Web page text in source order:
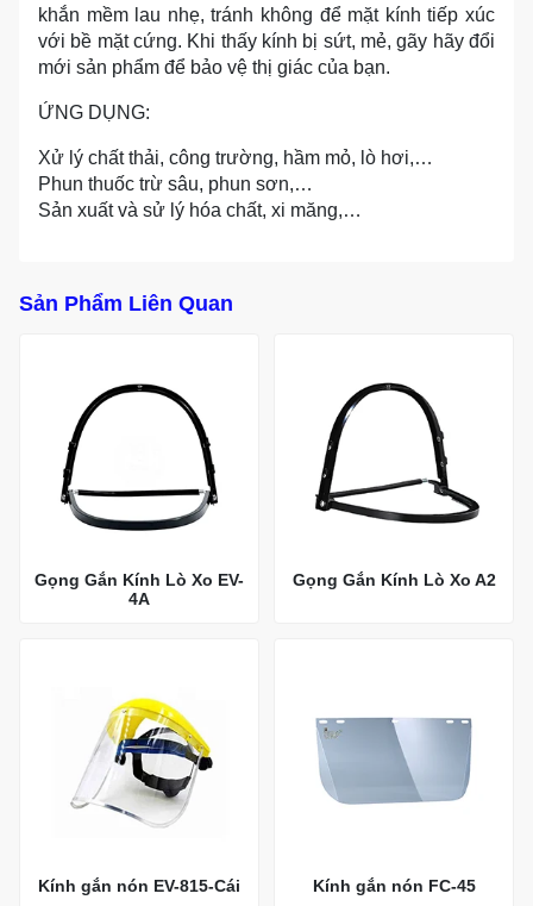
khắn mềm lau nhẹ, tránh không để mặt kính tiếp xúc
với bề mặt cứng. Khi thấy kính bị sứt, mẻ, gãy hãy đổi
mới sản phẩm để bảo vệ thị giác của bạn.
ỨNG DỤNG:
Xử lý chất thải, công trường, hầm mỏ, lò hơi,…
Phun thuốc trừ sâu, phun sơn,…
Sản xuất và sử lý hóa chất, xi măng,…
Sản Phẩm Liên Quan
Gọng Gắn Kính Lò Xo EV-
4A
Gọng Gắn Kính Lò Xo A2
Kính gắn nón EV-815-Cái Kính gắn nón FC-45